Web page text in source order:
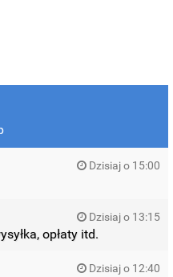
Dzisiaj o 15:00
Dzisiaj o 13:15
opłaty itd.
Dzisiaj o 12:40